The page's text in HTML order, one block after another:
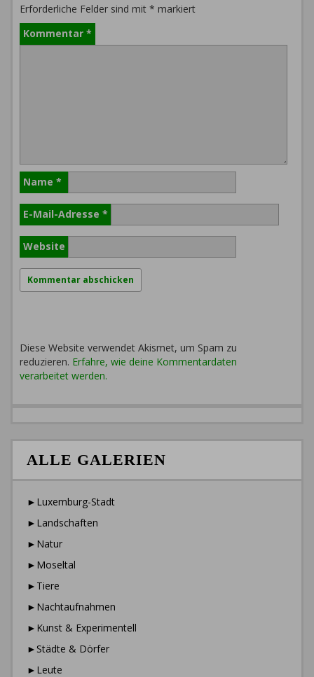
Erforderliche Felder sind mit * markiert
Kommentar *
Name *
E-Mail-Adresse *
Website
Diese Website verwendet Akismet, um Spam zu
reduzieren. Erfahre, wie deine Kommentardaten
verarbeitet werden.
ALLE GALERIEN
►Luxemburg-Stadt
►Landschaften
►Natur
►Moseltal
►Tiere
►Nachtaufnahmen
►Kunst & Experimentell
►Städte & Dörfer
►Leute